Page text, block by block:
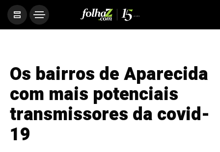
Os bairros de Aparecida
com mais potenciais
transmissores da covid-
19